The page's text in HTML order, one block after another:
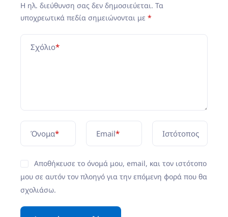
Η ηλ. διεύθυνση σας δεν δημοσιεύεται. Τα
υποχρεωτικά πεδία σημειώνονται με *
Σχόλιο*
Όνομα* Email* Ιστότοπος
Αποθήκευσε το όνομά μου, email, και τον ιστότοπο
μου σε αυτόν τον πλοηγό για την επόμενη φορά που θα
σχολιάσω.